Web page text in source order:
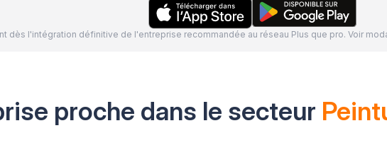
dès l'intégration définitive de l'entreprise recommandée au réseau Plus que pro. Voir
proche dans le secteur